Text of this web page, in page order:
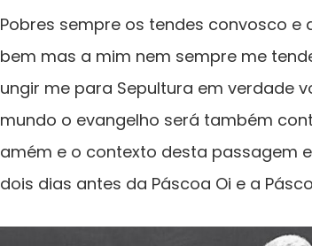
Pobres sempre os tendes convosco
bem mas a mim nem sempre me
ungir me para Sepultura em verdade
mundo o evangelho será também
amém e o contexto desta passagem
dois dias antes da Páscoa Oi e a